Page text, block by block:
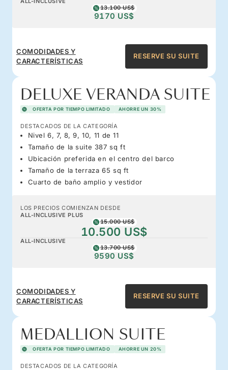
13.100 US$
9170 US$
COMODIDADES Y
CARACTERÍSTICAS
RESERVE SU SUITE
DELUXE VERANDA SUITE
OFERTA POR TIEMPO LIMITADO AHORRE UN 30%
DESTACADOS DE LA CATEGORÍA
Nivel 6, 7, 8, 9, 10, 11 de 11
Tamaño de la suite 387 sq ft
Ubicación preferida en el centro del barco
Tamaño de la terraza 65 sq ft
Cuarto de baño amplio y vestidor
LOS PRECIOS COMIENZAN DESDE
ALL-INCLUSIVE PLUS
15.000 US$
10.500 US$
ALL-INCLUSIVE
13.700 US$
9590 US$
COMODIDADES Y
CARACTERÍSTICAS
RESERVE SU SUITE
MEDALLION SUITE
OFERTA POR TIEMPO LIMITADO AHORRE UN 20%
DESTACADOS DE LA CATEGORÍA